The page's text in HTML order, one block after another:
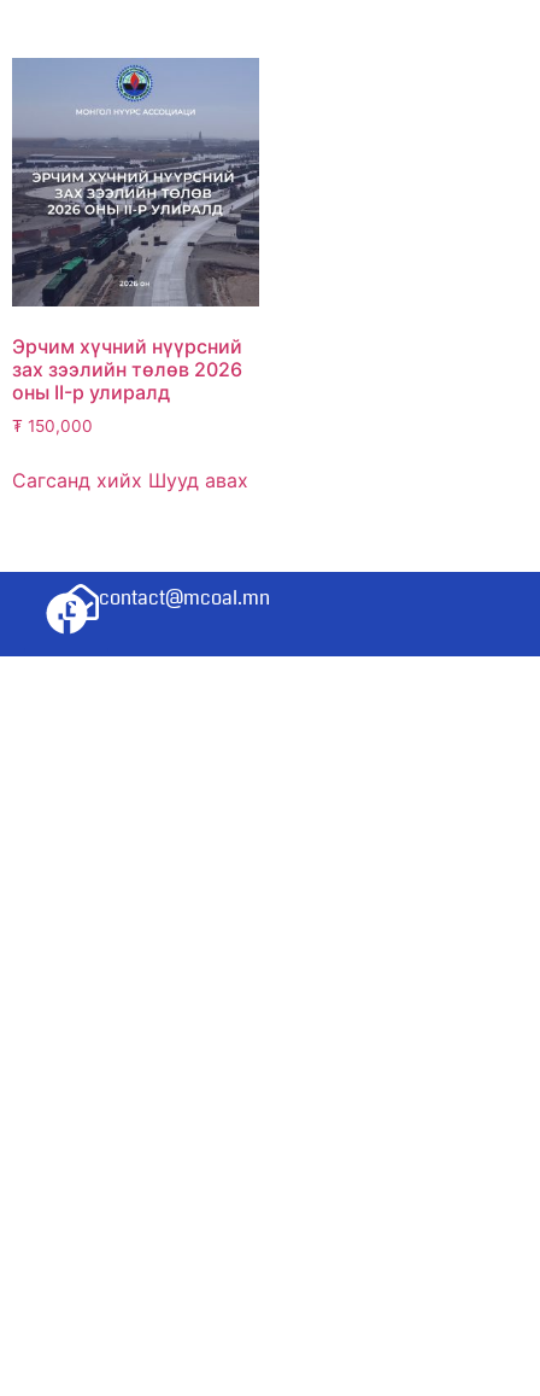
Эрчим хүчний нүүрсний
зах зээлийн төлөв 2026
оны II-р улиралд
₮ 150,000
Сагсанд хийх Шууд авах
contact@mcoal.mn